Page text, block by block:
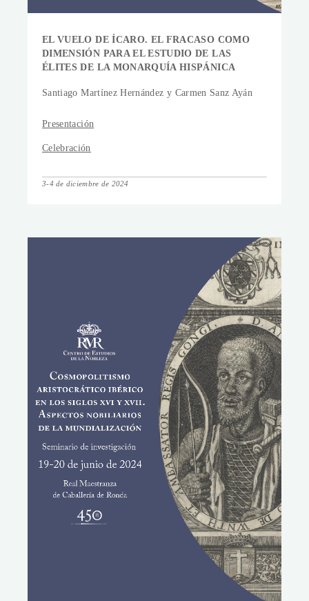
EL VUELO DE ÍCARO. EL FRACASO COMO
DIMENSIÓN PARA EL ESTUDIO DE LAS
ÉLITES DE LA MONARQUÍA HISPÁNICA
Santiago Martínez Hernández y Carmen Sanz Ayán
Presentación
Celebración
3-4 de diciembre de 2024